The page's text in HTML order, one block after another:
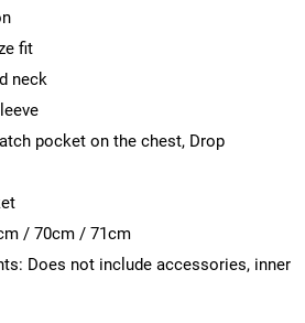
fit
neck
pocket on the chest, Drop
/ 70cm / 71cm
Does not include accessories, inner